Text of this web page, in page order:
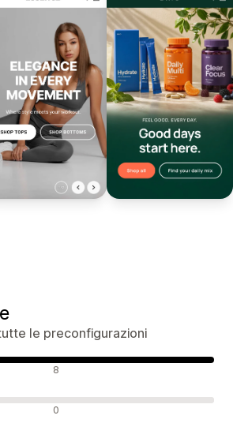
le preconfigurazioni
8
0